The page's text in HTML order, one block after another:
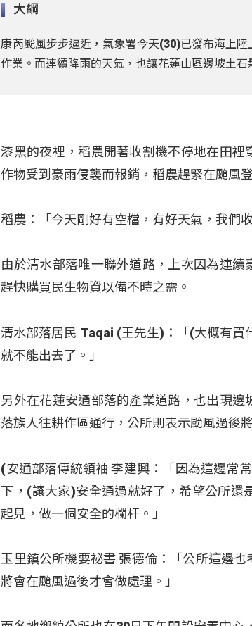
大綱
康芮颱風步步逼近，氣象署今天(30)已發布海上
作業。而連續降雨的天氣，也讓花蓮山區邊坡土
漆黑的夜裡，稻農開著收割機不停地在田
作物受到豪雨侵襲而報銷，稻農趕緊在颱風
稻農：「今天剛好有空檔，有好天氣，我們
由於清水部落唯一聯外道路，上次因為連續
趕快購買民生物資以備不時之需。
清水部落居民 Taqai (王先生)：「(大概有
就不能出去了。」
另外在花蓮安通部落的產業道路，也出現
落族人往耕作區通行，公所則表示颱風過後
(安通部落傳統領袖 李建興：「因為這邊常
下，(讓大家)安全通過就好了，希望公所還
起見，做一個安全的欄杆。」
玉里鎮公所機要祕書 張德倫：「公所這邊
將會在颱風過後才會做處理。」